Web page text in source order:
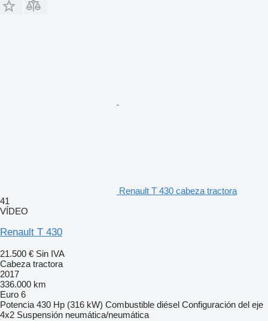
Renault T 430 cabeza tractora
41
VÍDEO
Renault T 430
21.500 € Sin IVA
Cabeza tractora
2017
336.000 km
Euro 6
Potencia 430 Hp (316 kW) Combustible diésel Configuración del eje
4x2 Suspensión neumática/neumática